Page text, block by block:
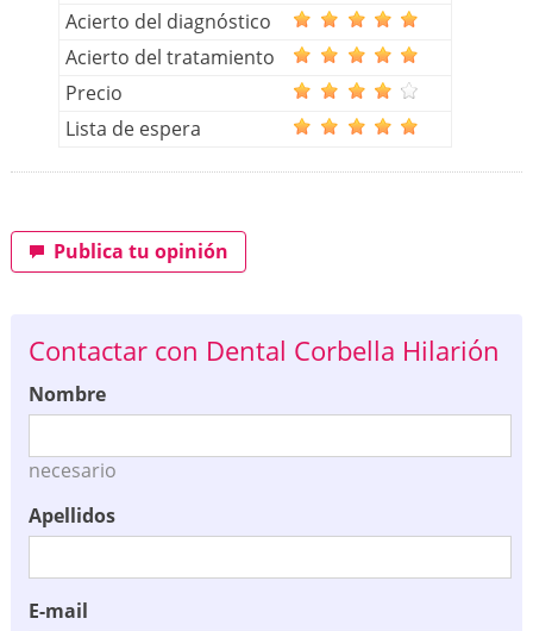
Acierto del diagnóstico
Acierto del tratamiento
Precio
Lista de espera
Publica tu opinión
Contactar con Dental Corbella Hilarión
Nombre
necesario
Apellidos
E-mail